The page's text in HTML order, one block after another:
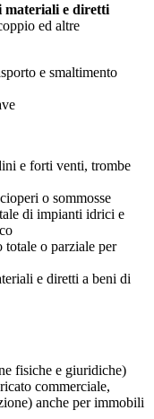
materiali e diretti
ed altre
e smaltimento
e forti venti, trombe
o sommosse
di impianti idrici e
o parziale per
e diretti a beni di
fisiche e giuridiche)
commerciale,
anche per immobili